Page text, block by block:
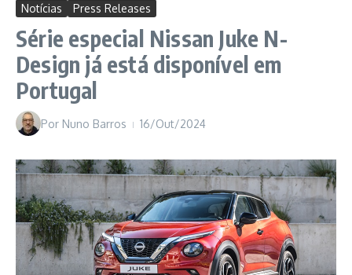
Notícias Press Releases
Série especial Nissan Juke N-
Design já está disponível em
Portugal
Por Nuno Barros 16/Out/2024